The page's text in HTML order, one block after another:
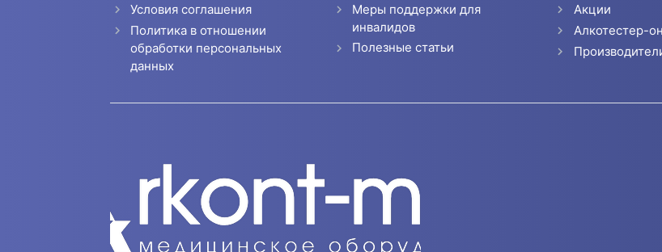
Условия соглашения
Политика в отношении
обработки персональных
данных
Меры поддержки для
инвалидов
Полезные статьи
Акции
Алкотестер-